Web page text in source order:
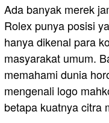
Ada banyak merek
Rolex punya posisi
hanya dikenal para
masyarakat umum.
memahami dunia
mengenali logo
betapa kuatnya citra